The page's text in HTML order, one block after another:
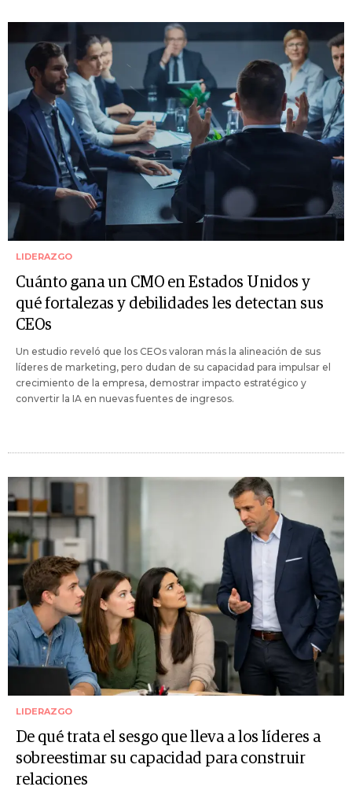
LIDERAZGO
Cuánto gana un CMO en Estados Unidos y
qué fortalezas y debilidades les detectan sus
CEOs
Un estudio reveló que los CEOs valoran más la alineación de sus
líderes de marketing, pero dudan de su capacidad para impulsar el
crecimiento de la empresa, demostrar impacto estratégico y
convertir la IA en nuevas fuentes de ingresos.
LIDERAZGO
De qué trata el sesgo que lleva a los líderes a
sobreestimar su capacidad para construir
relaciones